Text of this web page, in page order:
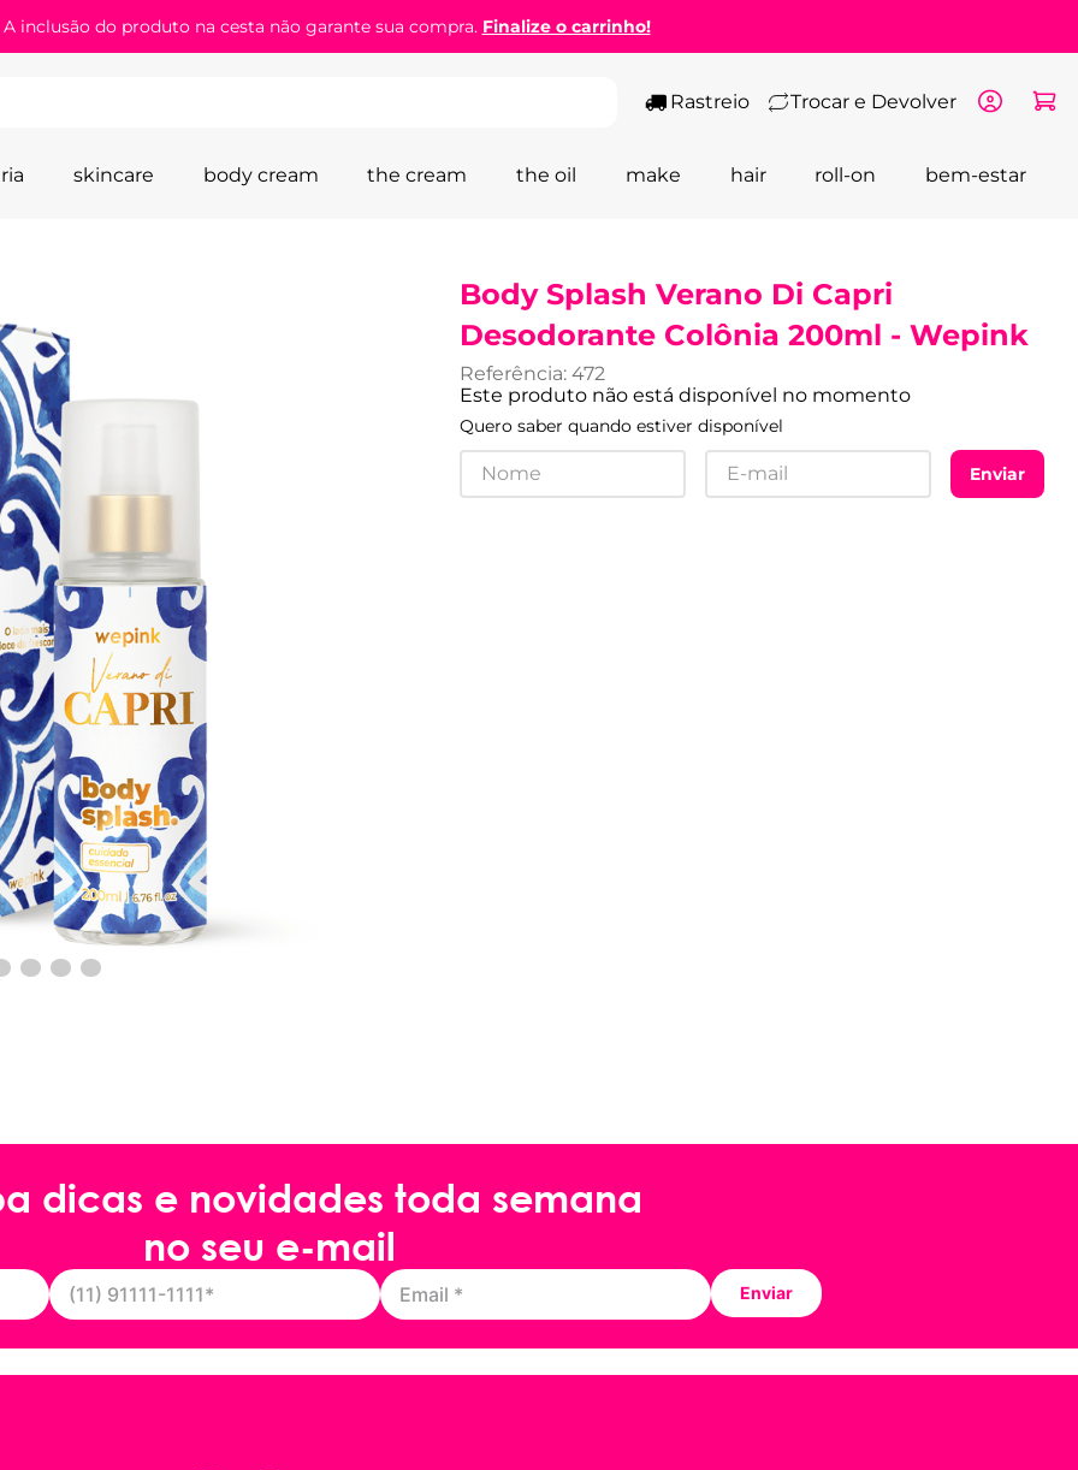
inclusão do produto na cesta não garante sua compra. Finalize o carrinho!
Rastreio Trocar e Devolver
skincare body cream the cream the oil make hair roll-on bem-estar
Body Splash Verano Di Capri
Desodorante Colônia 200ml - Wepink
Referência: 472
Este produto não está disponível no momento
Quero saber quando estiver disponível
Enviar
dicas e novidades toda semana
no seu e-mail
Enviar